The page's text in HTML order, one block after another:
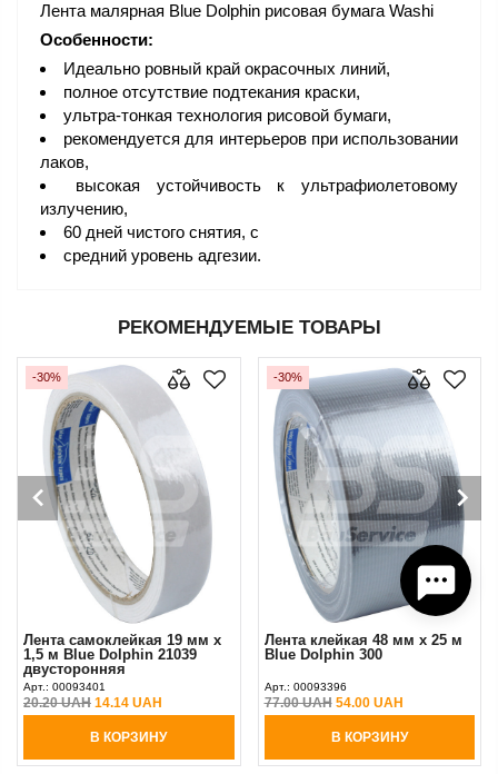
Лента малярная Blue Dolphin рисовая бумага Washi
Особенности:
Идеально ровный край окрасочных линий,
полное отсутствие подтекания краски,
ультра-тонкая технология рисовой бумаги,
рекомендуется для интерьеров при использовании
лаков,
высокая устойчивость к ультрафиолетовому
излучению,
60 дней чистого снятия, с
средний уровень адгезии.
РЕКОМЕНДУЕМЫЕ ТОВАРЫ
-30%
Лента самоклейкая 19 мм х
1,5 м Blue Dolphin 21039
двусторонняя
Арт.: 00093401
20.20 UAH 14.14 UAH
В КОРЗИНУ
-30%
Лента клейкая 48 мм х 25 м
Blue Dolphin 300
Арт.: 00093396
77.00 UAH54.00 UAH
В КОРЗИНУ